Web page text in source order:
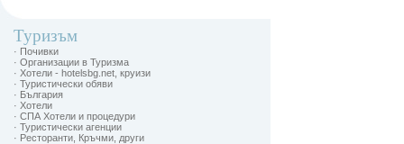
Туризъм
· Почивки
· Организации в Туризма
· Хотели - hotelsbg.net, круизи
· Туристически обяви
· България
· Хотели
· СПА Хотели и процедури
· Туристически агенции
· Ресторанти, Кръчми, други